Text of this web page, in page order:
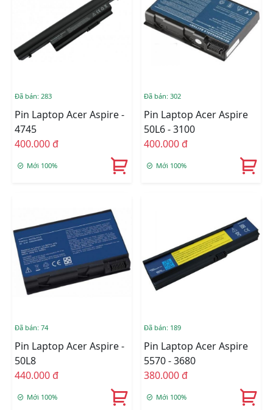
Đã bán: 283
Pin Laptop Acer Aspire -
4745
400.000 đ
Mới 100%
Đã bán: 302
Pin Laptop Acer Aspire
50L6 - 3100
400.000 đ
Mới 100%
Đã bán: 74
Pin Laptop Acer Aspire -
50L8
440.000 đ
Mới 100%
Đã bán: 189
Pin Laptop Acer Aspire
5570 - 3680
380.000 đ
Mới 100%